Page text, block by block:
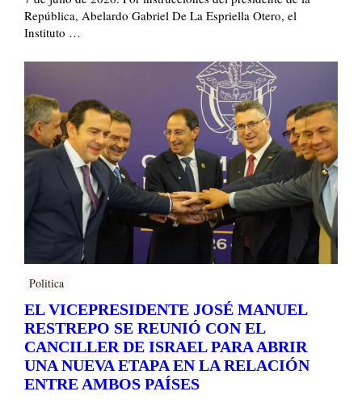
República, Abelardo Gabriel De La Espriella Otero, el
Instituto …
Politica
EL VICEPRESIDENTE JOSÉ MANUEL
RESTREPO SE REUNIÓ CON EL
CANCILLER DE ISRAEL PARA ABRIR
UNA NUEVA ETAPA EN LA RELACIÓN
ENTRE AMBOS PAÍSES